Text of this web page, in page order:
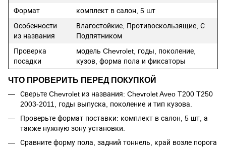
Формат
комплект в салон, 5 шт
Особенности
из названия
Влагостойкие, Противоскользящие, С
Подпятником
Проверка
посадки
модель Chevrolet, годы, поколение,
кузов, форма пола и фиксаторы
ЧТО ПРОВЕРИТЬ ПЕРЕД ПОКУПКОЙ
Сверьте Chevrolet из названия: Chevrolet Aveo T200 T250
2003-2011, годы выпуска, поколение и тип кузова.
Проверьте формат поставки: комплект в салон, 5 шт, а
также нужную зону установки.
Сравните форму пола, задний тоннель, край возле порога